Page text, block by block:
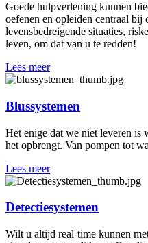
Goede hulpverlening kunnen
oefenen en opleiden centraal bij
levensbedreigende situaties,
leven, om dat van u te redden!
Lees meer
Blussystemen
Het enige dat we niet leveren is
het opbrengt. Van pompen tot
Lees meer
Detectiesystemen
Wilt u altijd real-time kunnen